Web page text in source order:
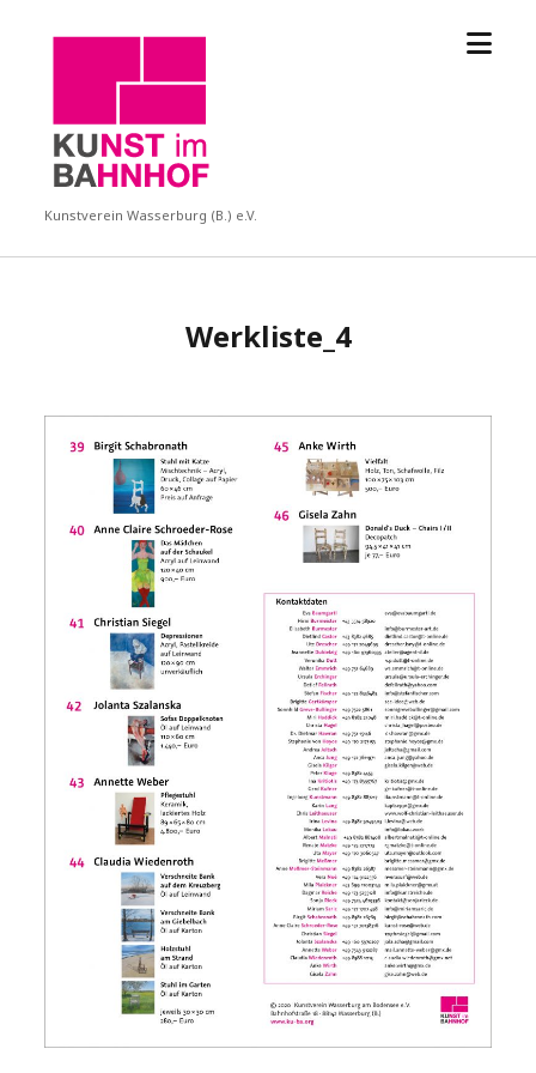
KUBA
Kunstverein Wasserburg (B.) e.V.
Menü
Werkliste_4